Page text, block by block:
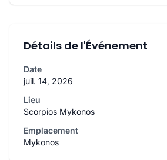
Détails de l'Événement
Date
juil. 14, 2026
Lieu
Scorpios Mykonos
Emplacement
Mykonos